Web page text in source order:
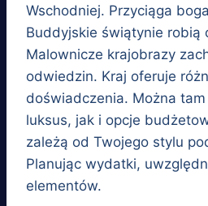
Wschodniej. Przyciąga
Buddyjskie świątynie robią
Malownicze krajobrazy
odwiedzin. Kraj oferuje
doświadczenia. Można
luksus, jak i opcje
zależą od Twojego stylu
Planując wydatki,
elementów.